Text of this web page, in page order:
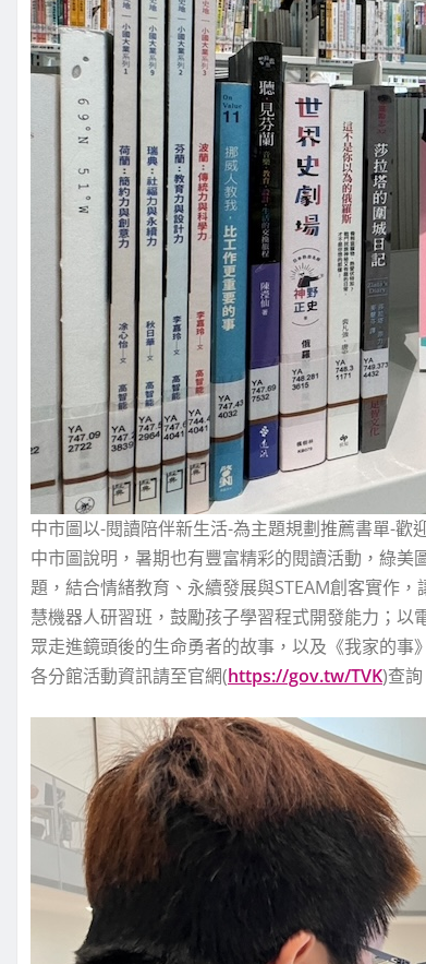
中市圖以-閱讀陪伴新生活-為主題規劃推薦書單-歡
中市圖說明，暑期也有豐富精彩的閱讀活動，綠
題，結合情緒教育、永續發展與STEAM創客實作
慧機器人研習班，鼓勵孩子學習程式開發能力；
眾走進鏡頭後的生命勇者的故事，以及《我家的
各分館活動資訊請至官網(https://gov.tw/TVK)查詢